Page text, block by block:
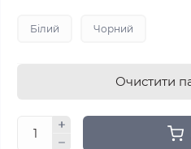
Білий Чорний
Очистити